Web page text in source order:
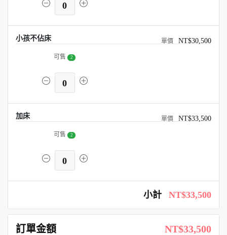
0
小孩不佔床 NT$30,500
可售 2
0
加床 NT$33,500
可售 2
0
小計 NT$33,500
訂單金額 NT$33,500